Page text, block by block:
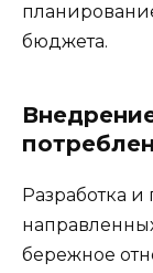
бюджета.
Разработка
бережное